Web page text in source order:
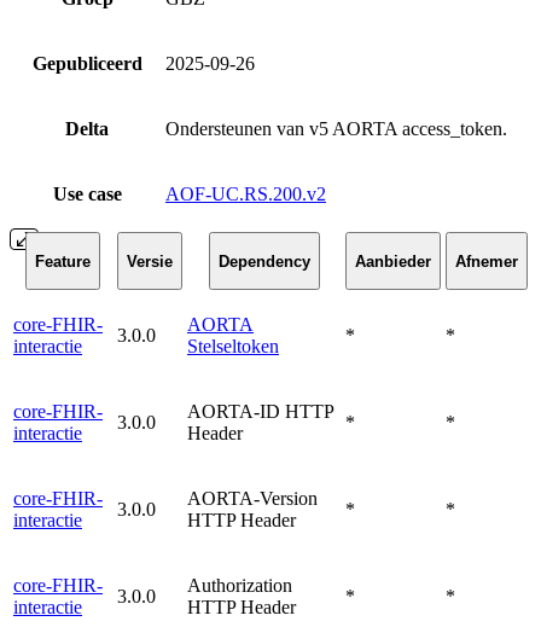
Gepubliceerd 2025-09-26
Delta Ondersteunen van v5 AORTA access_token.
Use case AOF-UC.RS.200.v2
Feature Versie Dependency Aanbieder Afnemer
core-FHIR-
interactie
3.0.0
AORTA
Stelseltoken
* *
core-FHIR-
interactie
3.0.0
AORTA-ID HTTP
Header
* *
core-FHIR-
interactie
3.0.0
AORTA-Version
HTTP Header
* *
core-FHIR-
interactie
3.0.0
Authorization
HTTP Header
* *